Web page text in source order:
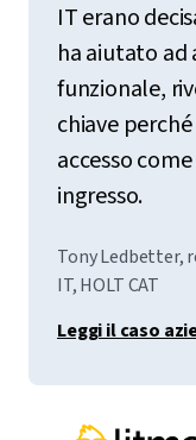
IT erano
ha aiutato ad
funzionale,
chiave
accesso
ingresso.
Tony Ledbetter,
IT, HOLT CAT
Leggi il caso